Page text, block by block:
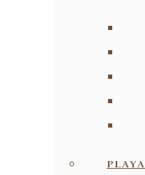
PLAYA